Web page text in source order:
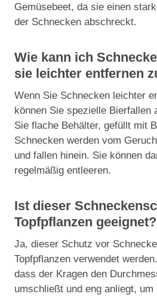
Gemüsebeet, da sie einen
der Schnecken abschreckt.
Wie kann ich
sie leichter entfernen
Wenn Sie Schnecken leichter
können Sie spezielle Bierfallen
Sie flache Behälter, gefüllt mit
Schnecken werden vom
und fallen hinein. Sie können
regelmäßig entleeren.
Ist dieser
Topfpflanzen geeignet?
Ja, dieser Schutz vor
Topfpflanzen verwendet
dass der Kragen den
umschließt und eng anliegt,